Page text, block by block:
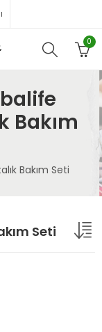
0
Bakım
Bakım Seti
Seti